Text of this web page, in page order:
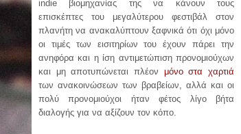
indie βιομηχανίας της να κάνουν τους
επισκέπτες του μεγαλύτερου φεστιβάλ στον
πλανήτη να ανακαλύπτουν ξαφνικά ότι όχι μόνο
οι τιμές των εισιτηρίων του έχουν πάρει την
ανηφόρα και η ίση αντιμετώπιση προνομιούχων
και μη αποτυπώνεται πλέον μόνο στα χαρτιά
των ανακοινώσεων των βραβείων, αλλά και οι
πολύ προνομιούχοι ήταν φέτος λίγο βήτα
διαλογής για να αξίζουν τον κόπο.